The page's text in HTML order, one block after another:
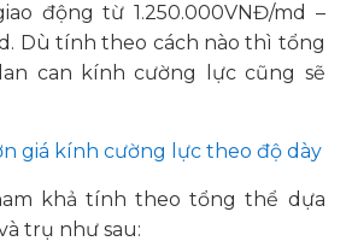
động từ 1.250.000VNĐ/md –
Dù tính theo cách nào thì tổng
can kính cường lực cũng sẽ
giá kính cường lực theo độ dày
khả tính theo tổng thể dựa
trụ như sau: